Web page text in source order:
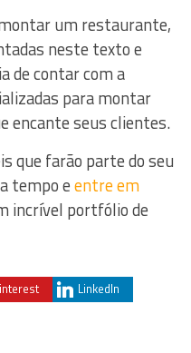
um restaurante,
neste texto e
de contar com a
para montar
encante seus clientes.
que farão parte do seu
tempo eentre em
incrível portfólio de
LinkedIn